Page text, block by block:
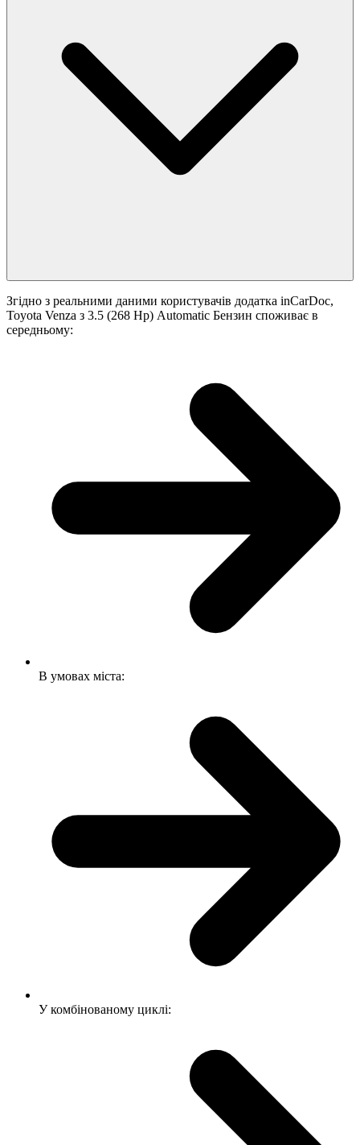
Згідно з реальними даними користувачів додатка inCarDoc,
Toyota Venza з 3.5 (268 Hp) Automatic Бензин споживає в
середньому:
В умовах міста:
У комбінованому циклі: